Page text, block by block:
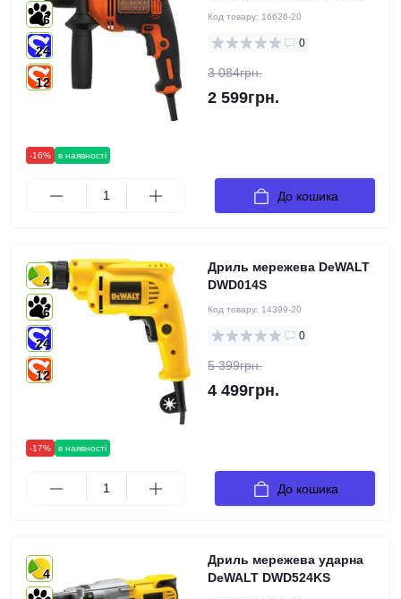
-16% в наявності
6
24
12
Код товару: 16626-20
0
3 084грн.
2 599грн.
До кошика
-17% в наявності
4
6
24
12
Дриль мережева DeWALT
DWD014S
Код товару: 14399-20
0
5 399грн.
4 499грн.
До кошика
4
Дриль мережева ударна
DeWALT DWD524KS